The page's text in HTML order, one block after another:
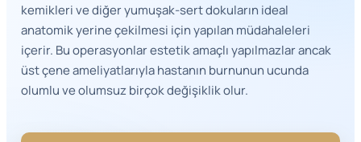
kemikleri ve diğer yumuşak-sert dokuların ideal
anatomik yerine çekilmesi için yapılan müdahaleleri
içerir. Bu operasyonlar estetik amaçlı yapılmazlar ancak
üst çene ameliyatlarıyla hastanın burnunun ucunda
olumlu ve olumsuz birçok değişiklik olur.